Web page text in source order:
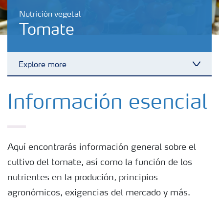
Nutrición vegetal
Tomate
Explore more
Fertilizantes con baja Huella de Carbono
Almacenaje y manejo de fertilizantes
Información esencial
Aquí encontrarás información general sobre el
cultivo del tomate, así como la función de los
nutrientes en la produción, principios
agronómicos, exigencias del mercado y más.